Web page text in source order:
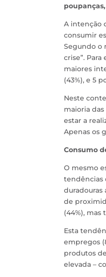
poupanças,
A intenção
consumir
Segundo o
crise”.
maiores
(43%), e 5
Neste
maioria
estar a
Apenas os
Consumo
O mesmo
tendências
duradouras
de
(44%),
Esta
empregos
produtos
elevada –